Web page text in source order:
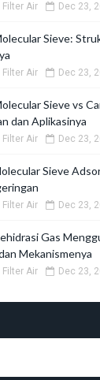
Filter Air Dec 23,
Sieve:
Filter Air Dec 23,
Sieve vs
dan Aplikasinya
Filter Air Dec 23,
Sieve
Filter Air Dec 23,
Gas
Mekanismenya
Filter Air Dec 23,